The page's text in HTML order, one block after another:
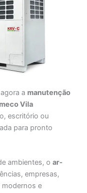
a manutenção
Vila
escritório ou
para pronto
ambientes, oar-
empresas,
e